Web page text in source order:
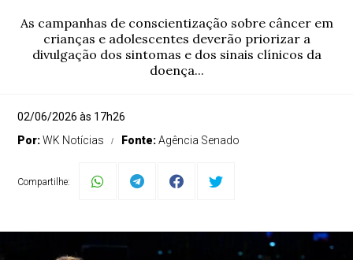
As campanhas de conscientização sobre câncer em
crianças e adolescentes deverão priorizar a
divulgação dos sintomas e dos sinais clínicos da
doença...
02/06/2026 às 17h26
Por:WK Notícias Fonte:Agência Senado
Compartilhe: